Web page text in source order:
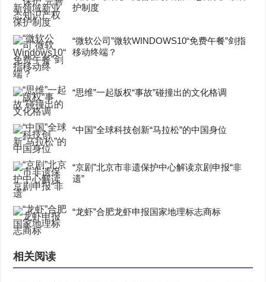
护制度
“微软公司”微软WINDOWS10“免费午餐”剑指
移动终端？
“思维”一起版权“事故”碰撞出的文化格调
“中国”全球科技创新“马拉松”的中国身位
“京剧”北京市非遗保护中心解读京剧申报“非
遗”
“龙虾”合肥龙虾申报国家地理标志商标
相关阅读